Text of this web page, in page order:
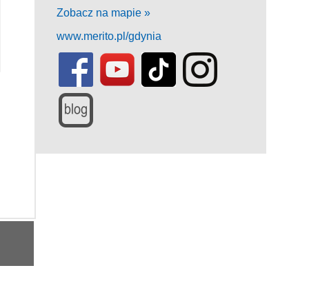
Zobacz na mapie »
www.merito.pl/gdynia